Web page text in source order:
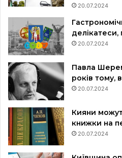
20.07.2024
делікатеси,
20.07.2024
Павла
років тому,
20.07.2024
Кияни
книжки на
20.07.2024